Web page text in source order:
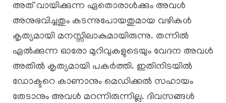
അത് വായിക്കുന്ന ഏതൊരാൾക്കും അവൾ
അനുഭവിച്ചതും കടന്നുപോയതുമായ വഴികൾ
കൃത്യമായി മനസ്സിലാകുമായിരുന്നു. തന്നിൽ
ഏൽക്കുന്ന ഓരോ മുറിവുകളുടെയും വേദന അവൾ
അതിൽ കൃത്യമായി പകർത്തി. ഇതിനിടയിൽ
ഡോക്ടറെ കാണാനും മെഡിക്കൽ സഹായം
തേടാനും അവൾ മറന്നിരുന്നില്ല. ദിവസങ്ങൾ